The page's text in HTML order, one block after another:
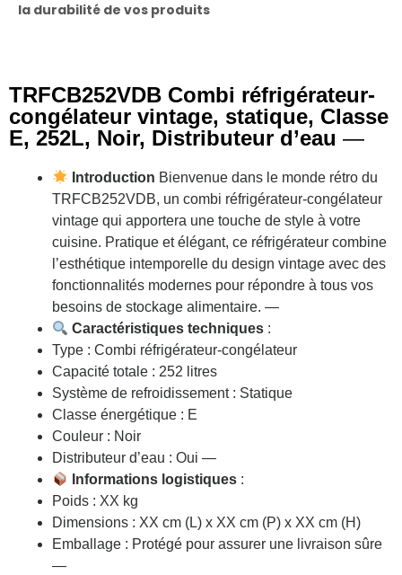
la durabilité de vos produits
TRFCB252VDB Combi réfrigérateur-
congélateur vintage, statique, Classe
E, 252L, Noir, Distributeur d’eau —
Introduction Bienvenue dans le monde rétro du
TRFCB252VDB, un combi réfrigérateur-congélateur
vintage qui apportera une touche de style à votre
cuisine. Pratique et élégant, ce réfrigérateur combine
l’esthétique intemporelle du design vintage avec des
fonctionnalités modernes pour répondre à tous vos
besoins de stockage alimentaire. —
Caractéristiques techniques :
Type : Combi réfrigérateur-congélateur
Capacité totale : 252 litres
Système de refroidissement : Statique
Classe énergétique : E
Couleur : Noir
Distributeur d’eau : Oui —
Informations logistiques :
Poids : XX kg
Dimensions : XX cm (L) x XX cm (P) x XX cm (H)
Emballage : Protégé pour assurer une livraison sûre
—